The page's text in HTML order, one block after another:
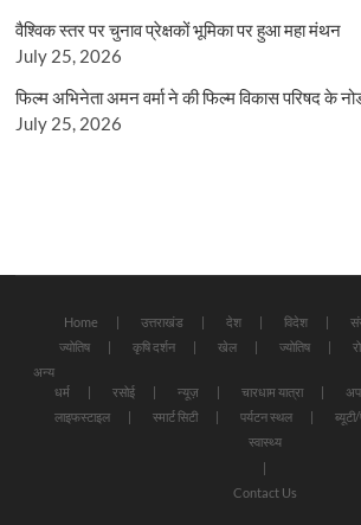
वैश्विक स्तर पर चुनाव प्रेक्षकों भूमिका पर हुआ महा मंथन
July 25, 2026
फिल्म अभिनेता अमन वर्मा ने की फिल्म विकास परिषद के
July 25, 2026
Home उत्तराखंड देश विदेश
ज्योतिष
कृषि दर्शन खेल ज्योतिष
अन्य
धर्म
रसोई न्यूज़ चारधाम यात्रा
लाइफस्टाइल
स्मार्ट सिटी पर्यटन स्थल
स्वास्थ्य
Contact Us